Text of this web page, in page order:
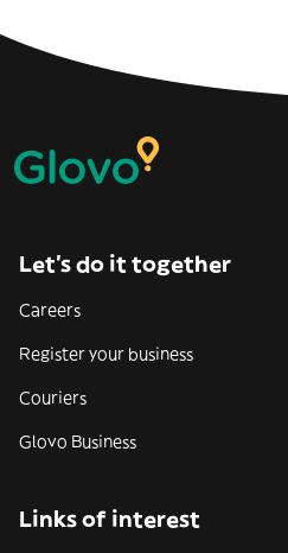
Let’s do it together
Careers
Register your business
Couriers
Glovo Business
Links of interest